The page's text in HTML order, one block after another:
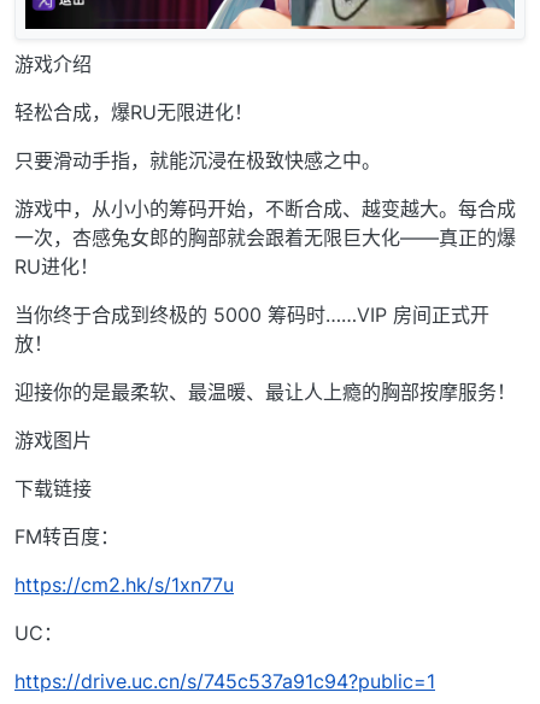
游戏介绍
轻松合成，爆RU无限进化！
只要滑动手指，就能沉浸在极致快感之中。
游戏中，从小小的筹码开始，不断合成、越变越大。每合成
一次，杏感兔女郎的胸部就会跟着无限巨大化——真正的爆
RU进化！
当你终于合成到终极的 5000 筹码时……VIP 房间正式开
放！
迎接你的是最柔软、最温暖、最让人上瘾的胸部按摩服务！
游戏图片
下载链接
FM转百度：
https://cm2.hk/s/1xn77u
UC：
https://drive.uc.cn/s/745c537a91c94?public=1